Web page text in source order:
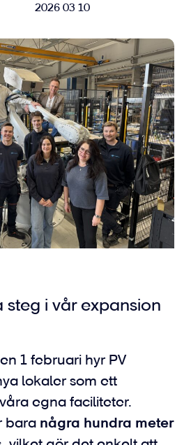
2026 03 10
steg i vår expansion
1 februari hyr PV
lokaler som ett
egna faciliteter.
bara några hundra meter